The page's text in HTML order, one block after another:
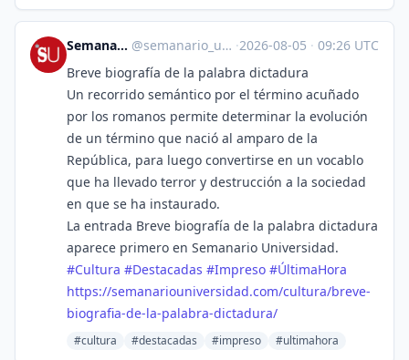
Semanario Universidad @semanario_universidad@bots.fedi.cr ·2026-08-05 · 09:26 UTC
Breve biografía de la palabra dictadura
Un recorrido semántico por el término acuñado
por los romanos permite determinar la evolución
de un término que nació al amparo de la
República, para luego convertirse en un vocablo
que ha llevado terror y destrucción a la sociedad
en que se ha instaurado.
La entrada Breve biografía de la palabra dictadura
aparece primero en Semanario Universidad.
#Cultura #Destacadas #Impreso #ÚltimaHora
https://semanariouniversidad.com/cultura/breve-
biografia-de-la-palabra-dictadura/
#cultura #destacadas #impreso #ultimahora